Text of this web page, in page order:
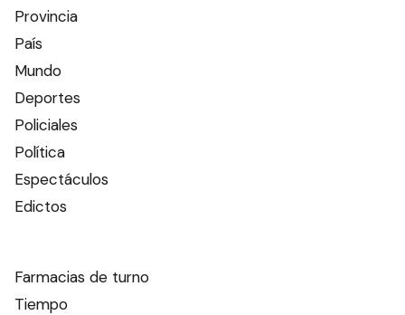
Provincia
País
Mundo
Deportes
Policiales
Política
Espectáculos
Edictos
Farmacias de turno
Tiempo